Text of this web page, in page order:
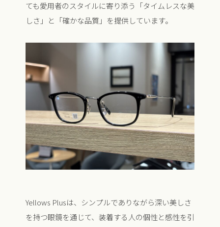
ても愛用者のスタイルに寄り添う「タイムレスな美
しさ」と「確かな品質」を提供しています。
Yellows Plusは、シンプルでありながら深い美しさ
を持つ眼鏡を通じて、装着する人の個性と感性を引